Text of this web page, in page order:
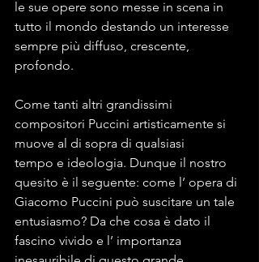
le sue opere sono messe in scena in
tutto il mondo destando un interesse
sempre più diffuso, crescente,
profondo.
Come tanti altri grandissimi
compositori Puccini artisticamente si
muove al di sopra di qualsiasi
tempo e ideologia. Dunque il nostro
quesito è il seguente: come l’ opera di
Giacomo Puccini può suscitare un tale
entusiasmo? Da che cosa è dato il
fascino vivido e l’ importanza